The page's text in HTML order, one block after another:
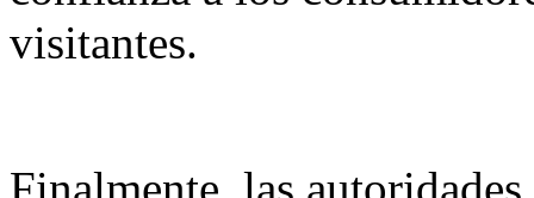
visitantes.